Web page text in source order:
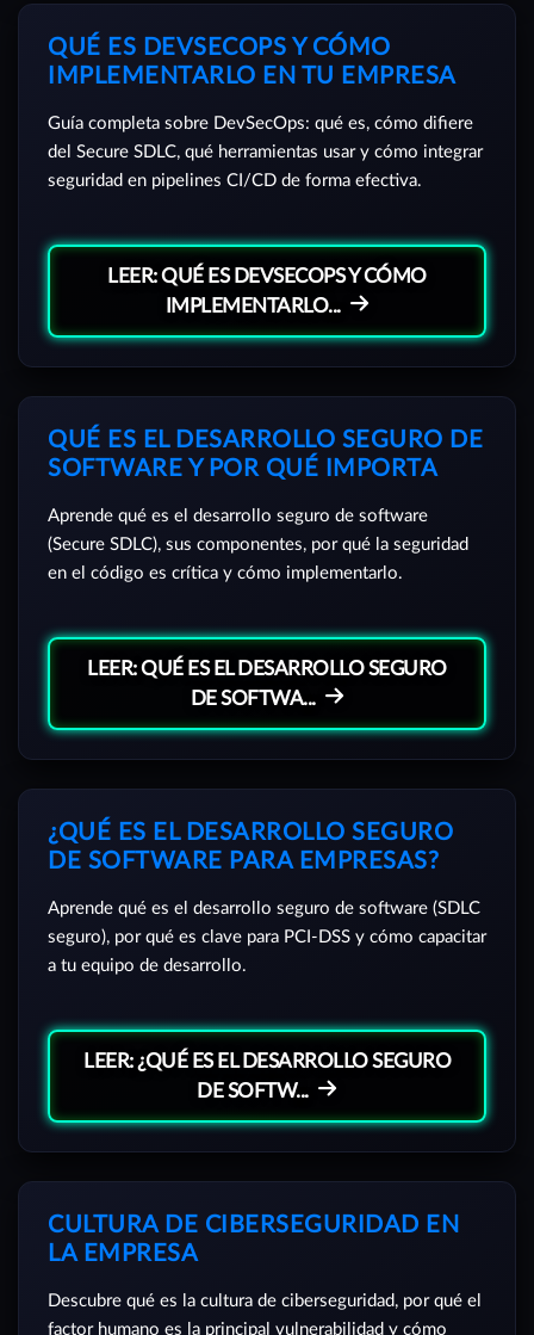
QUÉ ES DEVSECOPS Y CÓMO
IMPLEMENTARLO EN TU EMPRESA
Guía completa sobre DevSecOps: qué es, cómo difiere
del Secure SDLC, qué herramientas usar y cómo integrar
seguridad en pipelines CI/CD de forma efectiva.
LEER: QUÉ ES DEVSECOPS Y CÓMO
IMPLEMENTARLO...
QUÉ ES EL DESARROLLO SEGURO DE
SOFTWARE Y POR QUÉ IMPORTA
Aprende qué es el desarrollo seguro de software
(Secure SDLC), sus componentes, por qué la seguridad
en el código es crítica y cómo implementarlo.
LEER: QUÉ ES EL DESARROLLO SEGURO
DE SOFTWA...
¿QUÉ ES EL DESARROLLO SEGURO
DE SOFTWARE PARA EMPRESAS?
Aprende qué es el desarrollo seguro de software (SDLC
seguro), por qué es clave para PCI-DSS y cómo capacitar
a tu equipo de desarrollo.
LEER: ¿QUÉ ES EL DESARROLLO SEGURO
DE SOFTW...
CULTURA DE CIBERSEGURIDAD EN
LA EMPRESA
Descubre qué es la cultura de ciberseguridad, por qué el
factor humano es la principal vulnerabilidad y cómo